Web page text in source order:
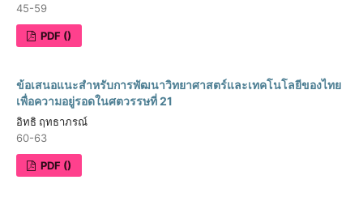
45-59
PDF ()
ข้อเสนอแนะสำหรับการพัฒนาวิทยาศาสตร์และเทคโนโลยีของไทย
เพื่อความอยู่รอดในศตวรรษที่ 21
อิทธิ ฤทธาภรณ์
60-63
PDF ()